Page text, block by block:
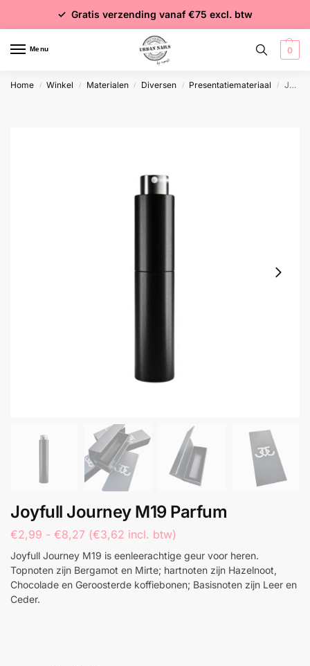
✓ Gratis verzending vanaf €75 excl. btw
✓ Voor 15:00 besteld = dezelfde dag verzonden
✓ Meer dan 4000 producten
Menu 0
Home / Winkel / Materialen / Diversen / Presentatiemateriaal / Joyfull Journey M19 Parfum
Joyfull Journey M19 Parfum
€2,99 - €8,27 (€3,62 incl. btw)
Joyfull Journey M19 is eenleerachtige geur voor heren.
Topnoten zijn Bergamot en Mirte; hartnoten zijn Hazelnoot,
Chocolade en Geroosterde koffiebonen; Basisnoten zijn Leer en
Ceder.